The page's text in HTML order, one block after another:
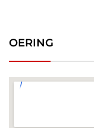
OERING